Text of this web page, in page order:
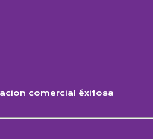
comercial éxitosa